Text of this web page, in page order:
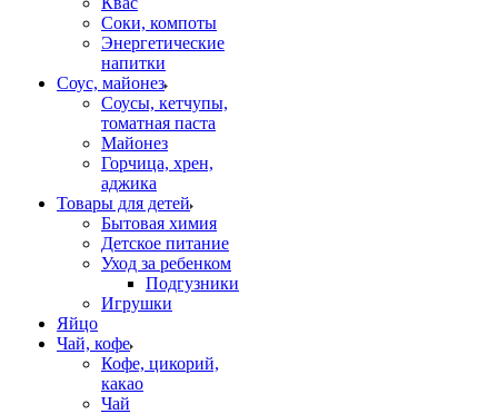
Соки, компоты
Энергетические
напитки
Соус, майонез
Соусы, кетчупы,
томатная паста
Майонез
Горчица, хрен,
аджика
Товары для детей
Бытовая химия
Детское питание
Уход за ребенком
Подгузники
Игрушки
Яйцо
Чай, кофе
Кофе, цикорий,
какао
Чай